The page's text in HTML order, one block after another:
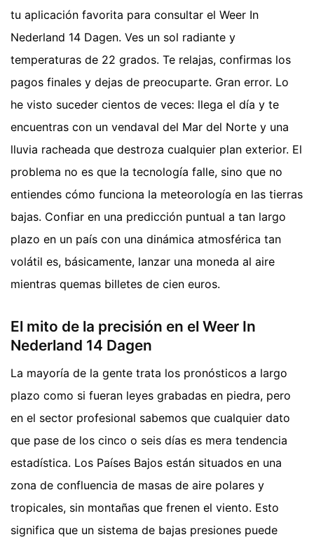
tu aplicación favorita para consultar el Weer In
Nederland 14 Dagen. Ves un sol radiante y
temperaturas de 22 grados. Te relajas, confirmas los
pagos finales y dejas de preocuparte. Gran error. Lo
he visto suceder cientos de veces: llega el día y te
encuentras con un vendaval del Mar del Norte y una
lluvia racheada que destroza cualquier plan exterior. El
problema no es que la tecnología falle, sino que no
entiendes cómo funciona la meteorología en las tierras
bajas. Confiar en una predicción puntual a tan largo
plazo en un país con una dinámica atmosférica tan
volátil es, básicamente, lanzar una moneda al aire
mientras quemas billetes de cien euros.
El mito de la precisión en el Weer In
Nederland 14 Dagen
La mayoría de la gente trata los pronósticos a largo
plazo como si fueran leyes grabadas en piedra, pero
en el sector profesional sabemos que cualquier dato
que pase de los cinco o seis días es mera tendencia
estadística. Los Países Bajos están situados en una
zona de confluencia de masas de aire polares y
tropicales, sin montañas que frenen el viento. Esto
significa que un sistema de bajas presiones puede